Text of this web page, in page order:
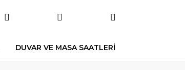
DUVAR VE MASA SAATLERİ